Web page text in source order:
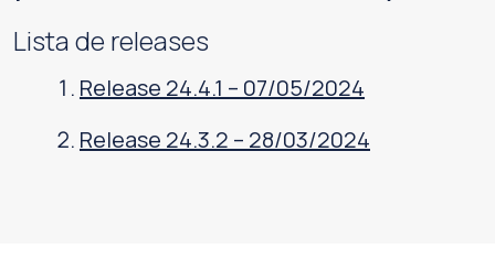
Lista de releases
Release 24.4.1 – 07/05/2024
Release 24.3.2 – 28/03/2024